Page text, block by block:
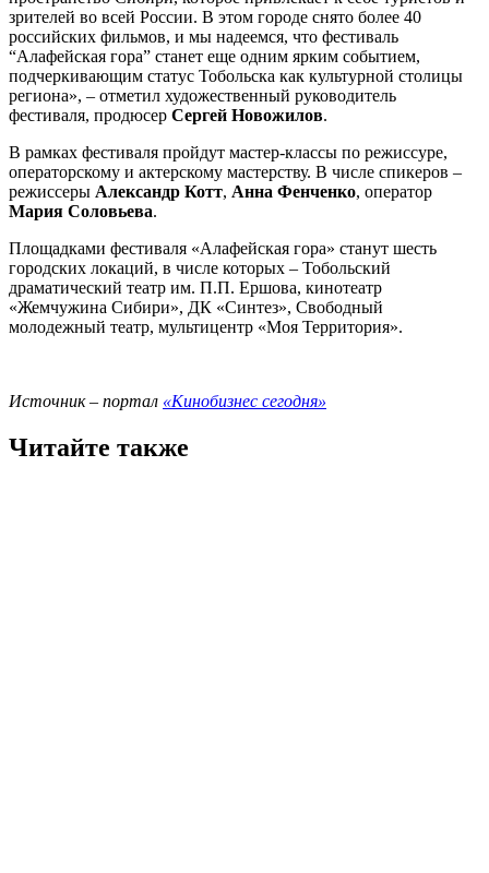
зрителей во всей России. В этом городе снято более 40
российских фильмов, и мы надеемся, что фестиваль
“Алафейская гора” станет еще одним ярким событием,
подчеркивающим статус Тобольска как культурной столицы
региона», – отметил художественный руководитель
фестиваля, продюсер Сергей Новожилов.
В рамках фестиваля пройдут мастер-классы по режиссуре,
операторскому и актерскому мастерству. В числе спикеров –
режиссеры Александр Котт, Анна Фенченко, оператор
Мария Соловьева.
Площадками фестиваля «Алафейская гора» станут шесть
городских локаций, в числе которых – Тобольский
драматический театр им. П.П. Ершова, кинотеатр
«Жемчужина Сибири», ДК «Синтез», Свободный
молодежный театр, мультицентр «Моя Территория».
Источник – портал «Кинобизнес сегодня»
Читайте также